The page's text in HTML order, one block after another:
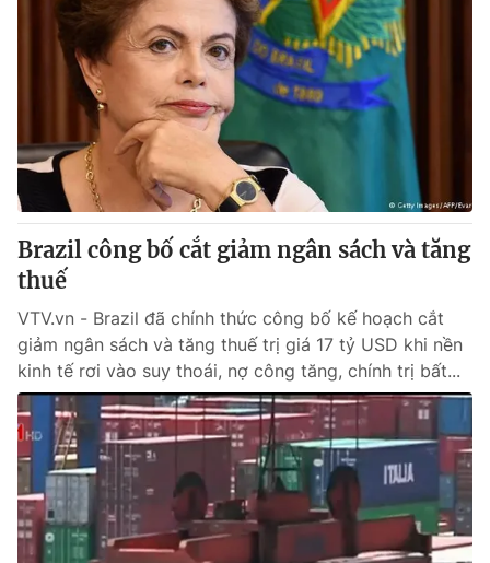
Brazil công bố cắt giảm ngân sách và tăng
thuế
VTV.vn - Brazil đã chính thức công bố kế hoạch cắt
giảm ngân sách và tăng thuế trị giá 17 tỷ USD khi nền
kinh tế rơi vào suy thoái, nợ công tăng, chính trị bất...